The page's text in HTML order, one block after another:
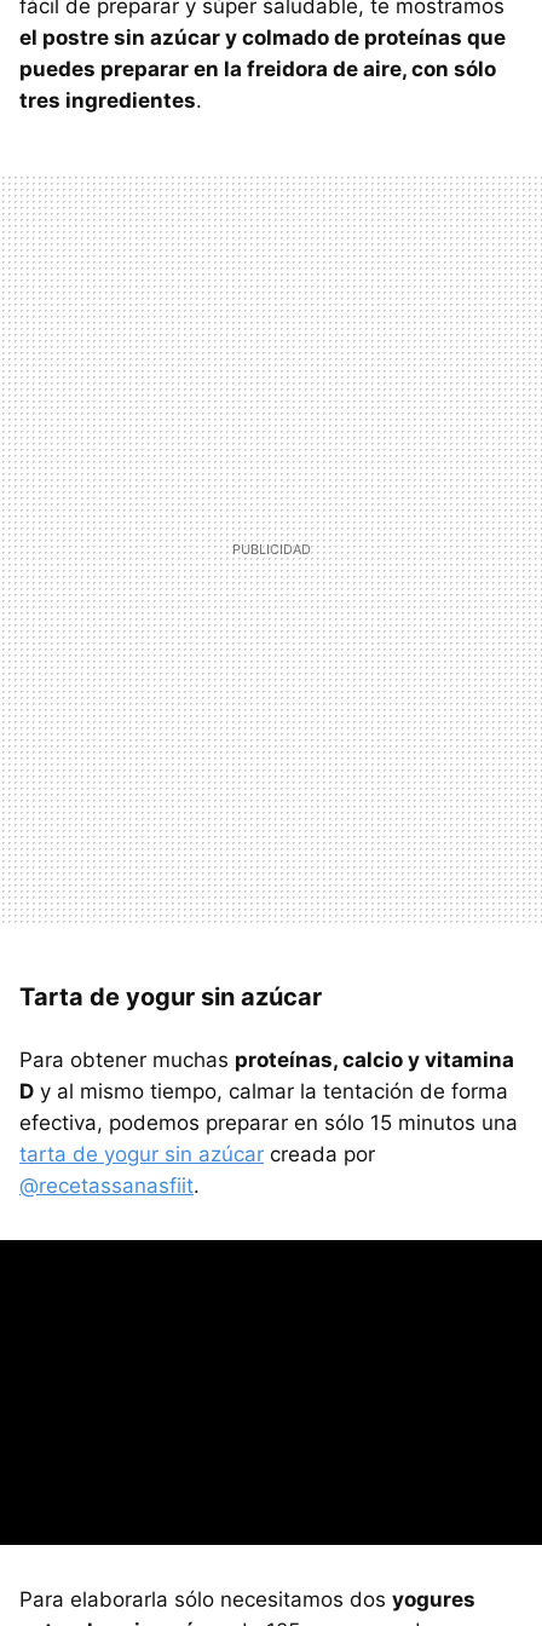
fácil de preparar y súper saludable, te mostramos
el postre sin azúcar y colmado de proteínas que
puedes preparar en la freidora de aire, con sólo
tres ingredientes.
Tarta de yogur sin azúcar
Para obtener muchas proteínas, calcio y vitamina
D y al mismo tiempo, calmar la tentación de forma
efectiva, podemos preparar en sólo 15 minutos una
tarta de yogur sin azúcar creada por
@recetassanasfiit.
Para elaborarla sólo necesitamos dos yogures